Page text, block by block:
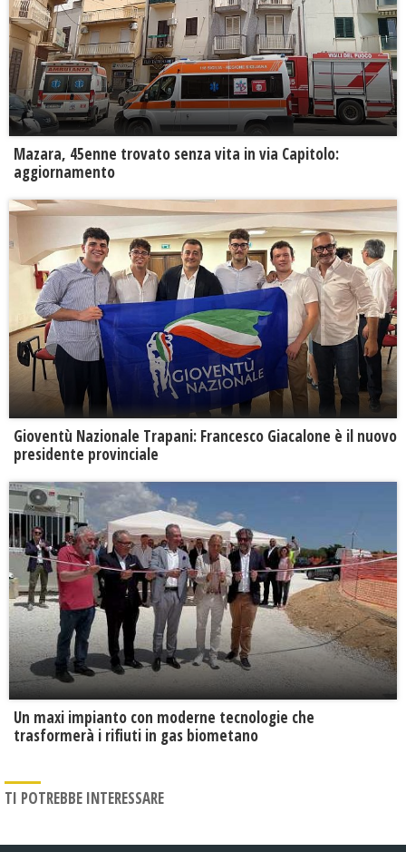
Mazara, 45enne trovato senza vita in via Capitolo:
aggiornamento
Gioventù Nazionale Trapani: Francesco Giacalone è il nuovo
presidente provinciale
Un maxi impianto con moderne tecnologie che
trasformerà i rifiuti in gas biometano
TI POTREBBE INTERESSARE